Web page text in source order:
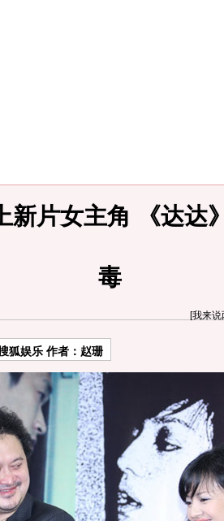
新片女主角 《达达
毒
[我来说
狐娱乐作者：赵珊